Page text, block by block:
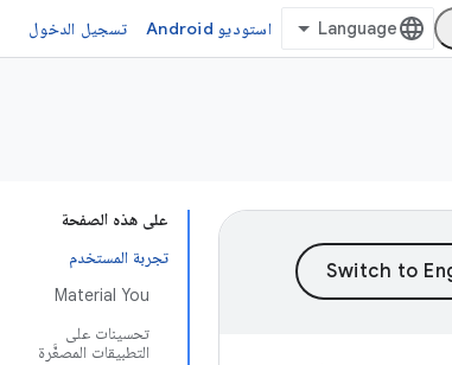
استوديو Android تسجيل الدخول
على هذه الصفحة
تجربة المستخدم
Material You
تحسينات على
التطبيقات المصغَّرة